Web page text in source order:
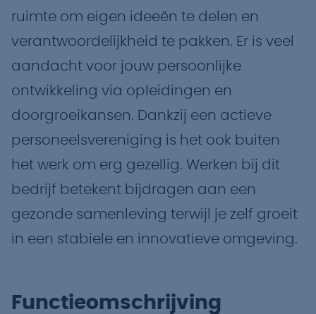
ruimte om eigen ideeën te delen en
verantwoordelijkheid te pakken. Er is veel
aandacht voor jouw persoonlijke
ontwikkeling via opleidingen en
doorgroeikansen. Dankzij een actieve
personeelsvereniging is het ook buiten
het werk om erg gezellig. Werken bij dit
bedrijf betekent bijdragen aan een
gezonde samenleving terwijl je zelf groeit
in een stabiele en innovatieve omgeving.
Functieomschrijving